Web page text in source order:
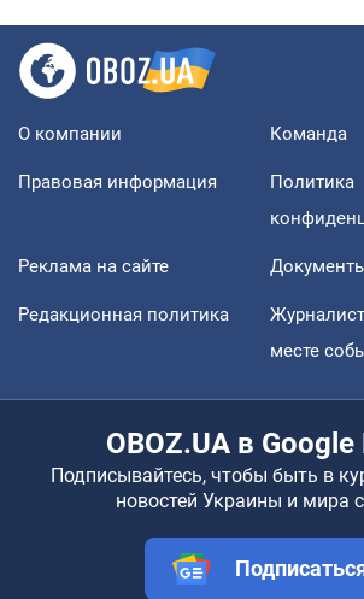
О компании Команда
Правовая информация
Политика
Реклама на сайте
Редакционная политика
месте
OBOZ.UA в Google
Подписывайтесь, чтобы быть в
новостей Украины и мира